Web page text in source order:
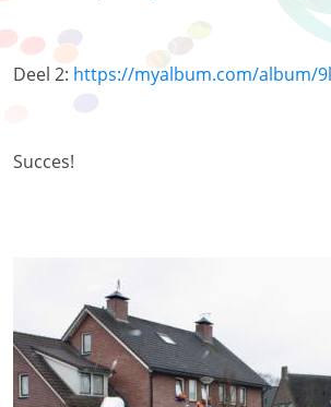
Deel 2: https://myalbum.com/album/
Succes!